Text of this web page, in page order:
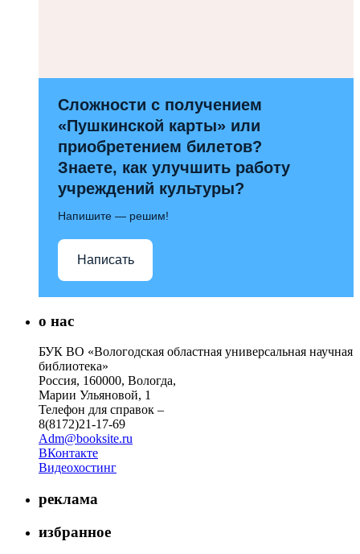
Сложности с получением
«Пушкинской карты» или
приобретением билетов?
Знаете, как улучшить работу
учреждений культуры?
Напишите — решим!
Написать
о нас
БУК ВО «Вологодская областная универсальная научная
библиотека»
Россия, 160000, Вологда,
Марии Ульяновой, 1
Телефон для справок –
8(8172)21-17-69
Adm@booksite.ru
ВКонтакте
Видеохостинг
реклама
избранное